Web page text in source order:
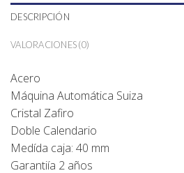
DESCRIPCIÓN
VALORACIONES (0)
Acero
Máquina Automática Suiza
Cristal Zafiro
Doble Calendario
Medída caja: 40 mm
Garantiía 2 años